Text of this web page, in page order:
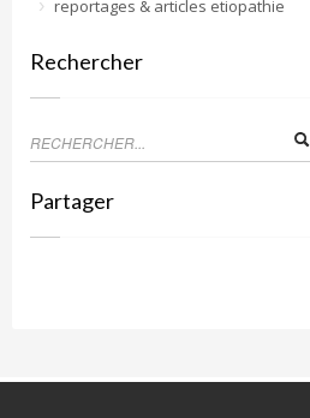
reportages & articles etiopathie
Rechercher
Partager